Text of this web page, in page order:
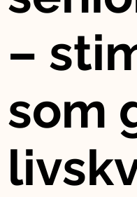
–
som